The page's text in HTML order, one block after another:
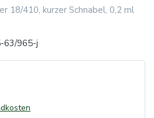
18/410, kurzer Schnabel, 0,2 ml
63/965-j